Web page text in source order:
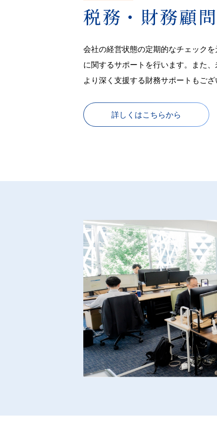
税務・財務顧問
会社の経営状態の定期的なチェック
に関するサポートを行います。また
より深く支援する財務サポートもござ
詳しくはこちらから